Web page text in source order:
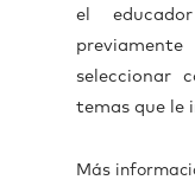
el
seleccionar
temas que le
Más